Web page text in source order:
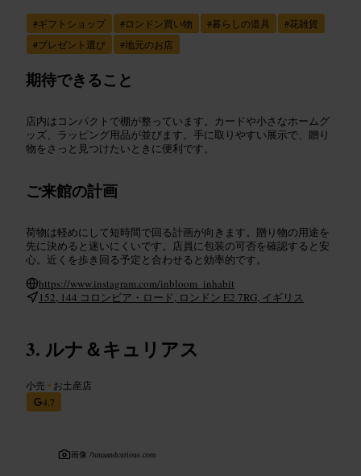
#ギフトショップ #ロンドン買い物 #暮らしの道具 #花雑貨
#プレゼント選び #地元のお店
期待できること
店内はコンパクトで棚が整っています。カードや小さなホームグ
ッズ、ラッピング用品が並びます。手に取りやすい展示で、贈り
物をさっと見つけたいときに便利です。
ご来館の計画
荷物は軽めにして短時間で回る計画が向きます。贈り物の用途を
先に決めると迷いにくいです。店員に包装の可否を確認すると安
心。近くを歩き回る予定と合わせると効率的です。
https://www.instagram.com/inbloom_inhabit
152, 144 コロンビア・ロード, ロンドン E2 7RG, イギリス
ルナ＆キュリアス
小売 • お土産店
4.7
画像 /lunaandcurious.com